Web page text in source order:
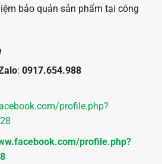
bảo quản sản phẩm tại công
: 0917.654.988
profile.php?
profile.php?